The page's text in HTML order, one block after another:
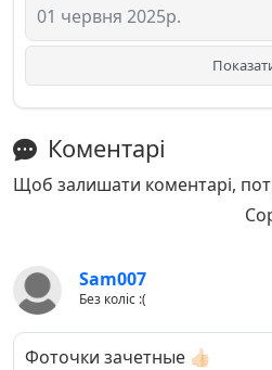
01 червня 2025р.
Коментарі
Щоб залишати коментарі,
Sam007
Без коліс :(
Фоточки зачетные 👍🏻